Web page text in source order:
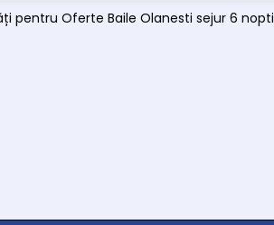
pentru Oferte Baile Olanesti sejur 6 nopti